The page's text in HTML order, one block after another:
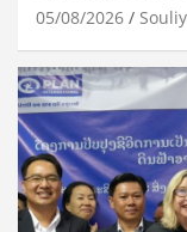
05/08/2026